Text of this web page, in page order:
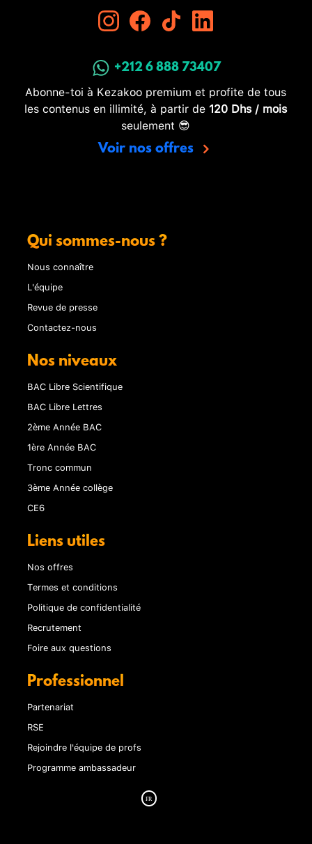
+212 6 888 73407
Abonne-toi à Kezakoo premium et profite de tous
les contenus en illimité, à partir de 120 Dhs / mois
seulement 😎
Voir nos offres
Qui sommes-nous ?
Nous connaître
L'équipe
Revue de presse
Contactez-nous
Nos niveaux
BAC Libre Scientifique
BAC Libre Lettres
2ème Année BAC
1ère Année BAC
Tronc commun
3ème Année collège
CE6
Liens utiles
Nos offres
Termes et conditions
Politique de confidentialité
Recrutement
Foire aux questions
Professionnel
Partenariat
RSE
Rejoindre l'équipe de profs
Programme ambassadeur